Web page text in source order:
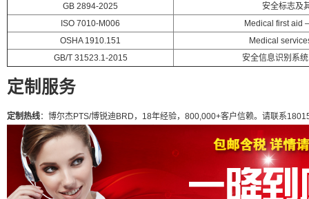
GB 2894-2025
安全标志及
ISO 7010-M006
Medical first aid
OSHA 1910.151
Medical
GB/T 31523.1-2015
安全信息识别系
定制服务
定制热线：博尔杰PTS/博锐迪BRD，18年经验，800,000+客户信赖。请联系